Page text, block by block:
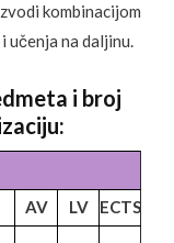
kombinacijom
učenja na daljinu.
i broj
AV LV
ECTS